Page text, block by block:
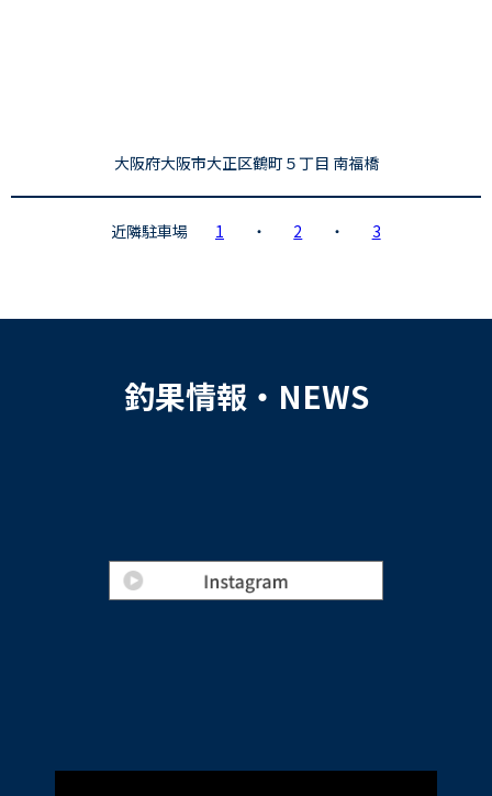
大阪府大阪市大正区鶴町５丁目 南福橋
近隣駐車場 1 ・ 2 ・ 3
釣果情報・NEWS